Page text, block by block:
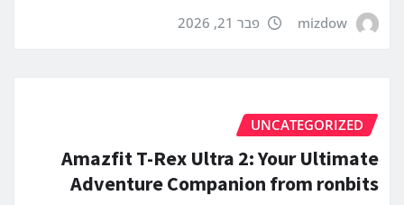
mizdow פבר 21, 2026
UNCATEGORIZED
Amazfit T-Rex Ultra 2: Your Ultimate
Adventure Companion from ronbits